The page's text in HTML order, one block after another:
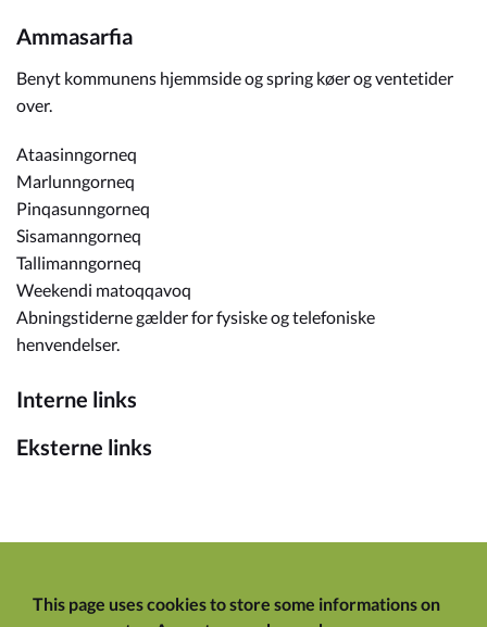
Ammasarfia
Benyt kommunens hjemmside og spring køer og ventetider
over.
Ataasinngorneq
Marlunngorneq
Pinqasunngorneq
Sisamanngorneq
Tallimanngorneq
Weekendi matoqqavoq
Abningstiderne gælder for fysiske og telefoniske
henvendelser.
Interne links
Eksterne links
This page uses cookies to store some informations on